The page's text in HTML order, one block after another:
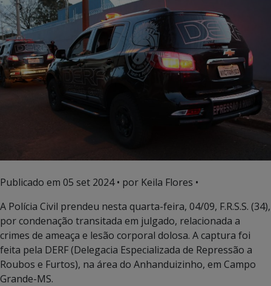
Publicado em 05 set 2024• por Keila Flores •
A Polícia Civil prendeu nesta quarta-feira, 04/09, F.R.S.S. (34),
por condenação transitada em julgado, relacionada a
crimes de ameaça e lesão corporal dolosa. A captura foi
feita pela DERF (Delegacia Especializada de Repressão a
Roubos e Furtos), na área do Anhanduizinho, em Campo
Grande-MS.